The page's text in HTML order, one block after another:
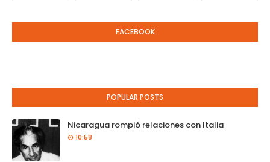
FACEBOOK
POPULAR POSTS
Nicaragua rompió relaciones con Italia
10:58